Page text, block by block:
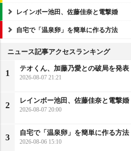
レインボー池田、佐藤佳奈と電撃婚
自宅で「温泉卵」を簡単に作る方法
ニュース記事アクセスランキング
1
テオくん、加藤乃愛との破局を発表
2026-08-07 21:21
2
レインボー池田、佐藤佳奈と電撃婚
2026-08-07 20:00
3
自宅で「温泉卵」を簡単に作る方法
2026-08-06 15:10